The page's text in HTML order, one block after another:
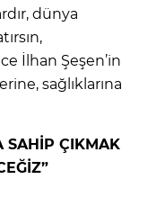
dünya
İlhan Şeşen’in
sağlıklarına
SAHİP ÇIKMAK